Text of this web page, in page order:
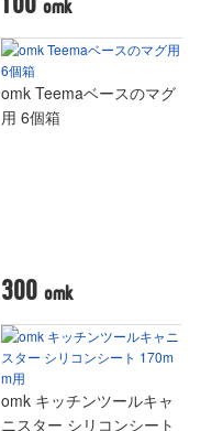
omk Teemaベースのマグ
用 6個箱
300
omk キッチンツールキャ
ニスター シリコンシート